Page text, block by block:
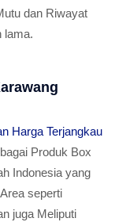
dan Riwayat
lama.
Harga Terjangkau
Produk Box
Indonesia yang
seperti
juga Meliputi